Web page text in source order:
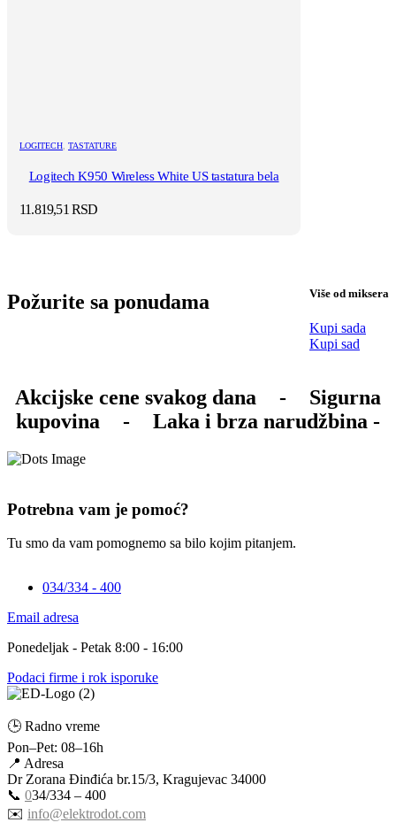
LOGITECH TASTATURE
Logitech K950 Wireless White US tastatura bela
11.819,51RSD
Požurite sa ponudama Više od miksera
Kupi sada
Kupi sad
Akcijske cene svakog dana -
Sigurna
kupovina
- Laka i brza narudžbina -
Potrebna vam je pomoć?
Tu smo da vam pomognemo sa bilo kojim pitanjem.
034/334 - 400
Email adresa
Ponedeljak - Petak 8:00 - 16:00
Podaci firme i rok isporuke
🕒 Radno vreme
Pon–Pet: 08–16h
📍 Adresa
Dr Zorana Đinđića br.15/3, Kragujevac 34000
📞 034/334 – 400
✉️ info@elektrodot.com